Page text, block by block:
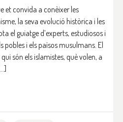
et convida a conèixer les
la seva evolució històrica i les
el guiatge d’experts, estudiosos i
pobles i els països musulmans. El
són els islamistes, què volen, a